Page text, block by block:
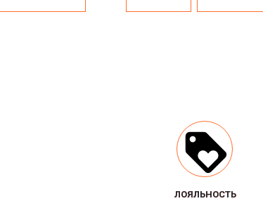
ЛОЯЛЬНОСТЬ
ЛОЯЛЬНОСТЬ